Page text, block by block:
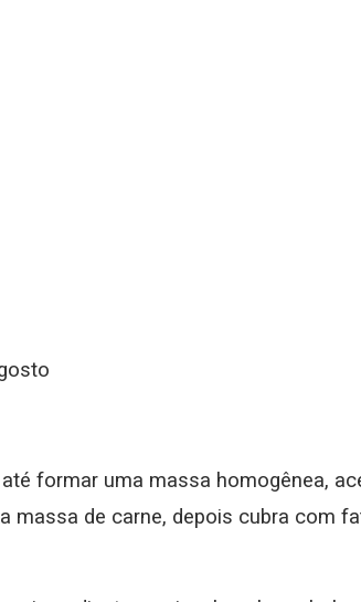
formar uma massa homogênea,
massa de carne, depois cubra com